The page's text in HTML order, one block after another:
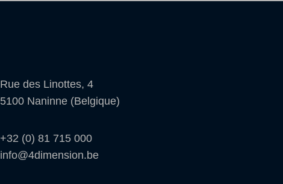
Rue des Linottes, 4
5100 Naninne (Belgique)
+32 (0) 81 715 000
info@4dimension.be